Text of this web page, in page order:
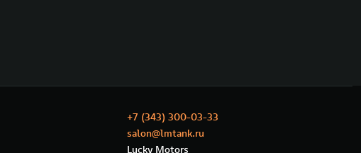
+7 (343) 300-03-33
salon@lmtank.ru
Lucky Motors